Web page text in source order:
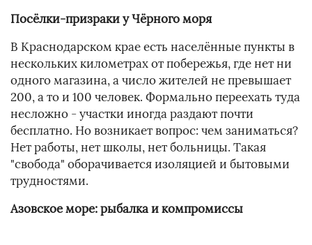
Посёлки-призраки у Чёрного моря
В Краснодарском крае есть населённые пункты в
нескольких километрах от побережья, где нет ни
одного магазина, а число жителей не превышает
200, а то и 100 человек. Формально переехать туда
несложно - участки иногда раздают почти
бесплатно. Но возникает вопрос: чем заниматься?
Нет работы, нет школы, нет больницы. Такая
"свобода" оборачивается изоляцией и бытовыми
трудностями.
Азовское море: рыбалка и компромиссы